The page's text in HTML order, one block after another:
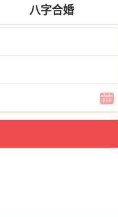
八字合婚